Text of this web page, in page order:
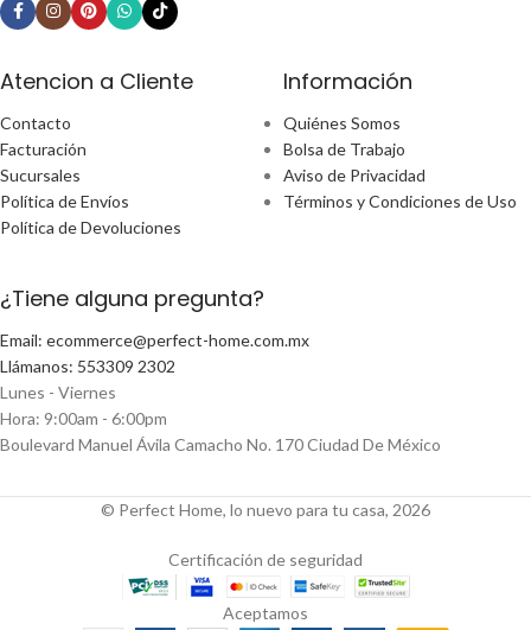
Atencion a Cliente
Contacto
Facturación
Sucursales
Política de Envíos
Política de Devoluciones
Información
Quiénes Somos
Bolsa de Trabajo
Aviso de Privacidad
Términos y Condiciones de Uso
¿Tiene alguna pregunta?
Email: ecommerce@perfect-home.com.mx
Llámanos: 553309 2302
Lunes - Viernes
Hora: 9:00am - 6:00pm
Boulevard Manuel Ávila Camacho No. 170 Ciudad De México
© Perfect Home, lo nuevo para tu casa, 2026
Certificación de seguridad
Aceptamos